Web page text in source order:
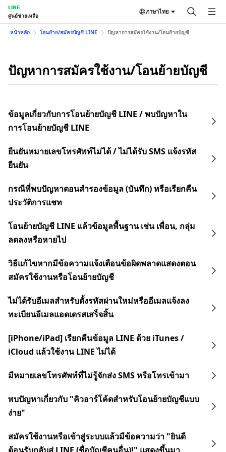
LINE
ศูนย์ช่วยเหลือ
ภาษาไทย
หน้าหลัก โอนย้าย/สมัครบัญชี LINE ปัญหาการสมัครใช้งาน/โอนย้ายบัญชี
ปัญหาการสมัครใช้งาน/โอนย้ายบัญชี
ข้อมูลเกี่ยวกับการโอนย้ายบัญชี LINE / พบปัญหาใน
การโอนย้ายบัญชี LINE
ยืนยันหมายเลขโทรศัพท์ไม่ได้ / ไม่ได้รับ SMS แจ้งรหัส
ยืนยัน
กรณีที่พบปัญหาตอนสำรองข้อมูล (บันทึก) หรือเรียกคืน
ประวัติการแชท
โอนย้ายบัญชี LINE แล้วข้อมูลพื้นฐาน เช่น เพื่อน, กลุ่ม
ลดลงหรือหายไป
วิธีแก้ไขหากมีข้อความแจ้งเตือนข้อผิดพลาดแสดงตอน
สมัครใช้งานหรือโอนย้ายบัญชี
ไม่ได้รับอีเมลสำหรับตั้งรหัสผ่านใหม่หรืออีเมลแจ้งลง
ทะเบียนอีเมลแอดเดรสเสร็จสิ้น
[iPhone/iPad] เรียกคืนข้อมูล LINE ด้วย iTunes /
iCloud แล้วใช้งาน LINE ไม่ได้
มีหมายเลขโทรศัพท์ที่ไม่รู้จักส่ง SMS หรือโทรเข้ามา
พบปัญหาเกี่ยวกับ "คิวอาร์โค้ดสำหรับโอนย้ายบัญชีแบบ
ง่าย"
สมัครใช้งานหรือเข้าสู่ระบบแล้วมีข้อความว่า "ยินดี